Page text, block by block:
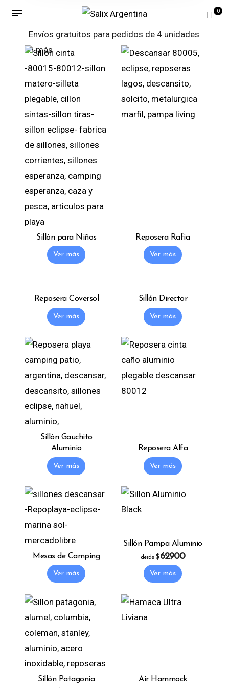
0
Envíos gratuitos para pedidos de 4 unidades
o más
Sillón para Niños
Ver más
Reposera Rafia
Ver más
Reposera Coversol
Ver más
Sillón Director
Ver más
Sillón Gauchito
Aluminio
Ver más
Reposera Alfa
Ver más
Mesas de Camping
Ver más
Sillón Pampa Aluminio
desde $ 62900
This product has
Ver más
Sillón Patagonia Air Hammock